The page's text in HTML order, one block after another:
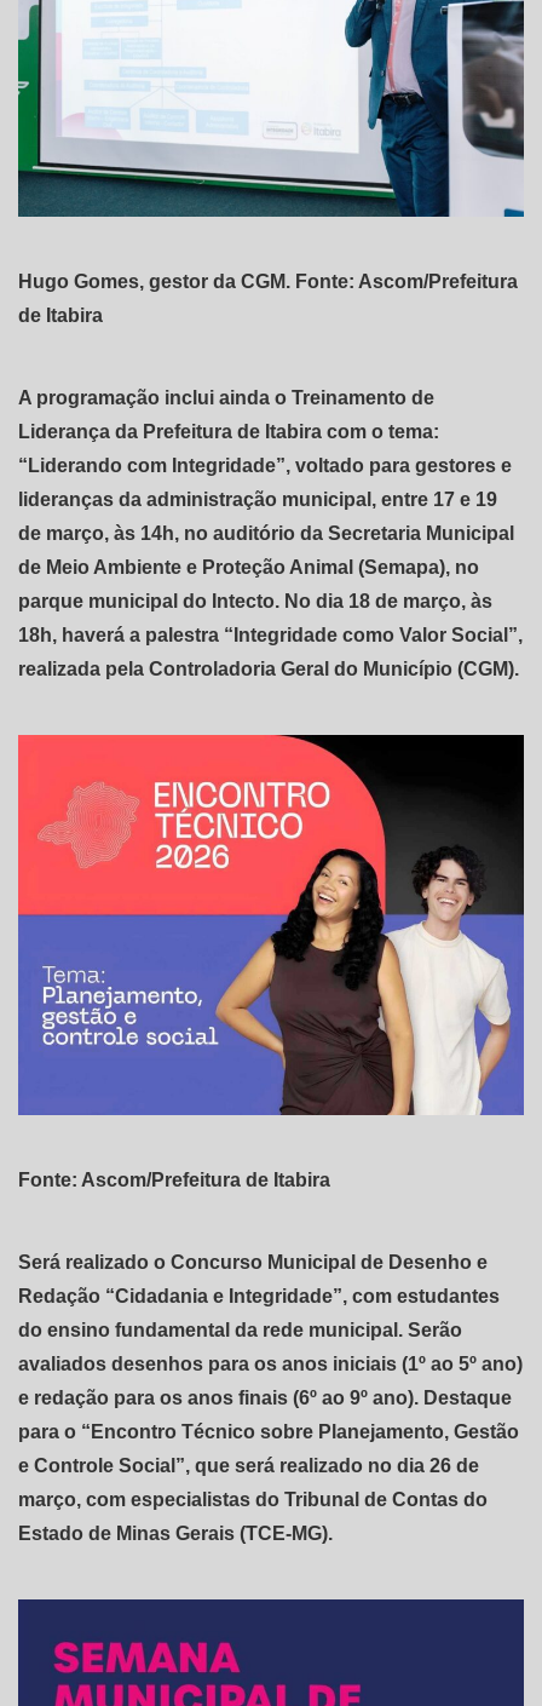
Hugo Gomes, gestor da CGM. Fonte: Ascom/Prefeitura
de Itabira
A programação inclui ainda o Treinamento de
Liderança da Prefeitura de Itabira com o tema:
“Liderando com Integridade”, voltado para gestores e
lideranças da administração municipal, entre 17 e 19
de março, às 14h, no auditório da Secretaria Municipal
de Meio Ambiente e Proteção Animal (Semapa), no
parque municipal do Intecto. No dia 18 de março, às
18h, haverá a palestra “Integridade como Valor Social”,
realizada pela Controladoria Geral do Município (CGM).
Fonte: Ascom/Prefeitura de Itabira
Será realizado o Concurso Municipal de Desenho e
Redação “Cidadania e Integridade”, com estudantes
do ensino fundamental da rede municipal. Serão
avaliados desenhos para os anos iniciais (1º ao 5º ano)
e redação para os anos finais (6º ao 9º ano). Destaque
para o “Encontro Técnico sobre Planejamento, Gestão
e Controle Social”, que será realizado no dia 26 de
março, com especialistas do Tribunal de Contas do
Estado de Minas Gerais (TCE-MG).